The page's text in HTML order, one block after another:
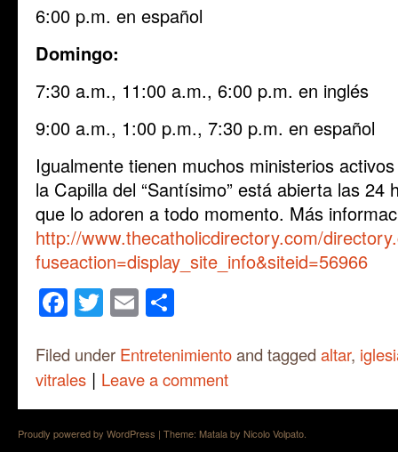
6:00 p.m. en español
Domingo:
7:30 a.m., 11:00 a.m., 6:00 p.m. en inglés
9:00 a.m., 1:00 p.m., 7:30 p.m. en español
Igualmente tienen muchos ministerios
la Capilla del “Santísimo” está abierta las 24
que lo adoren a todo momento. Más
http://www.thecatholicdirectory.com/
fuseaction=display_site_info&siteid=56966
Facebook
Twitter
Email
Filed under Entretenimientoand tagged altar,
vitrales | Leave a comment
Proudly powered by WordPress | Theme: Matala by Nicolo Volpato.